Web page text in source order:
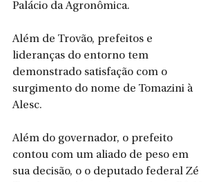
Palácio da Agronômica.
Além de Trovão, prefeitos e
lideranças do entorno tem
demonstrado satisfação com o
surgimento do nome de Tomazini à
Alesc.
Além do governador, o prefeito
contou com um aliado de peso em
sua decisão, o o deputado federal Zé